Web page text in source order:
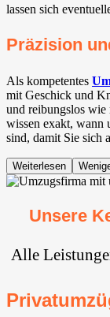
lassen sich
Präzision
Als kompetentes
mit Geschick und
und reibungslos wie
wissen exakt, wann
sind, damit Sie sich
Weiterlesen
Unsere
Alle